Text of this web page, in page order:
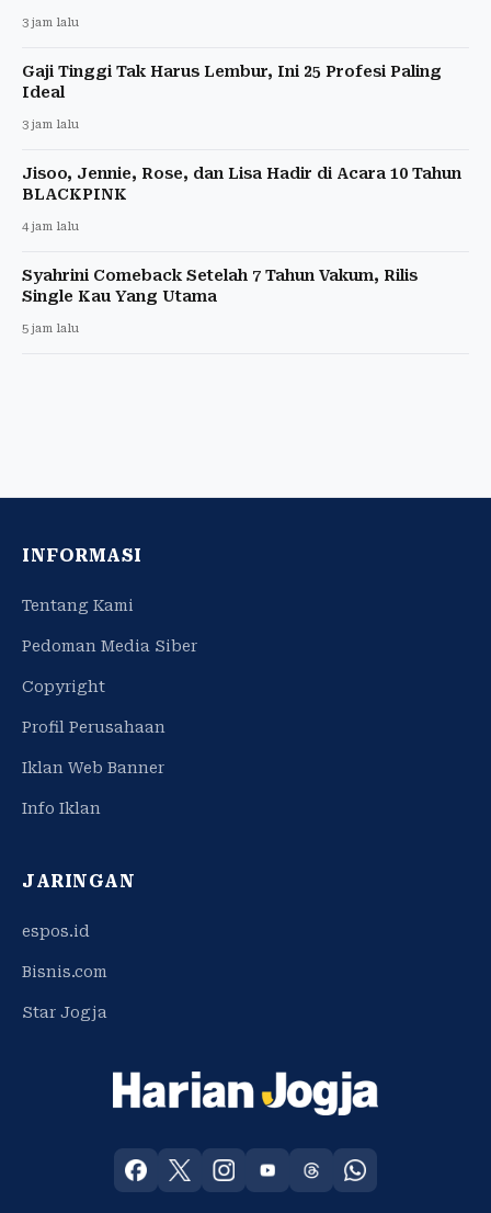
3 jam lalu
Gaji Tinggi Tak Harus Lembur, Ini 25 Profesi Paling
Ideal
3 jam lalu
Jisoo, Jennie, Rose, dan Lisa Hadir di Acara 10 Tahun
BLACKPINK
4 jam lalu
Syahrini Comeback Setelah 7 Tahun Vakum, Rilis
Single Kau Yang Utama
5 jam lalu
INFORMASI
Tentang Kami
Pedoman Media Siber
Copyright
Profil Perusahaan
Iklan Web Banner
Info Iklan
JARINGAN
espos.id
Bisnis.com
Star Jogja